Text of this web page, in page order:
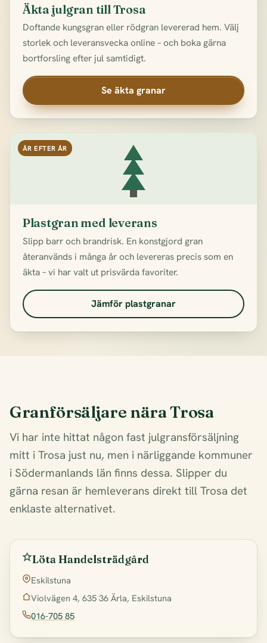
Äkta julgran till Trosa
Doftande kungsgran eller rödgran levererad hem. Välj
storlek och leveransvecka online – och boka gärna
bortforsling efter jul samtidigt.
Se äkta granar
ÅR EFTER ÅR
Plastgran med leverans
Slipp barr och brandrisk. En konstgjord gran
återanvänds i många år och levereras precis som en
äkta – vi har valt ut prisvärda favoriter.
Jämför plastgranar
Granförsäljare nära Trosa
Vi har inte hittat någon fast julgransförsäljning
mitt i Trosa just nu, men i närliggande kommuner
i Södermanlands län finns dessa. Slipper du
gärna resan är hemleverans direkt till Trosa det
enklaste alternativet.
Löta Handelsträdgård
Eskilstuna
Violvägen 4, 635 36 Ärla, Eskilstuna
016-705 85